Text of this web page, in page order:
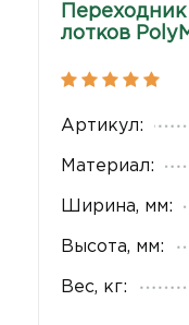
лотков
Артикул:
Материал:
Ширина, мм:
Высота, мм:
Вес, кг: